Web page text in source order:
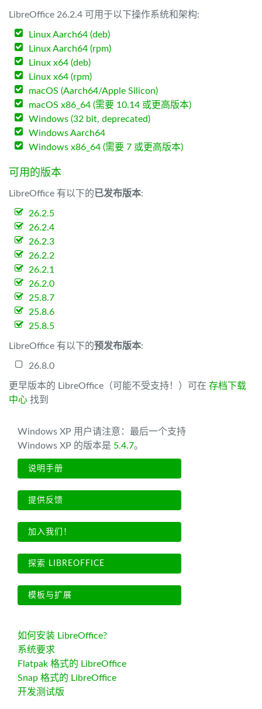
LibreOffice 26.2.4 可用于以下操作系统和架构:
Linux Aarch64 (deb)
Linux Aarch64 (rpm)
Linux x64 (deb)
Linux x64 (rpm)
macOS (Aarch64/Apple Silicon)
macOS x86_64 (需要 10.14 或更高版本)
Windows (32 bit, deprecated)
Windows Aarch64
Windows x86_64 (需要 7 或更高版本)
可用的版本
LibreOffice 有以下的已发布版本:
26.2.5
26.2.4
26.2.3
26.2.2
26.2.1
26.2.0
25.8.7
25.8.6
25.8.5
LibreOffice 有以下的预发布版本:
26.8.0
更早版本的 LibreOffice（可能不受支持！）可在 存档下载
中心 找到
Windows XP 用户请注意：最后一个支持
Windows XP 的版本是 5.4.7。
说明手册
提供反馈
加入我们！
探索 LIBREOFFICE
模板与扩展
如何安装 LibreOffice?
系统要求
Flatpak 格式的 LibreOffice
Snap 格式的 LibreOffice
开发测试版